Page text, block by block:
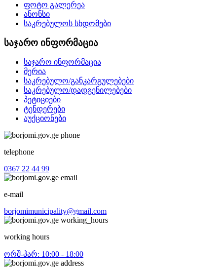
ფოტო გალერეა
ანონსი
საკრებულოს სხდომები
საჯარო ინფორმაცია
საჯარო ინფორმაცია
მერია
საკრებულო/განკარგულებები
საკრებულო/დადგენილებები
პეტიციები
ტენდერები
აუქციონები
telephone
0367 22 44 99
e-mail
borjomimunicipality@gmail.com
working hours
ორშ-პარ: 10:00 - 18:00